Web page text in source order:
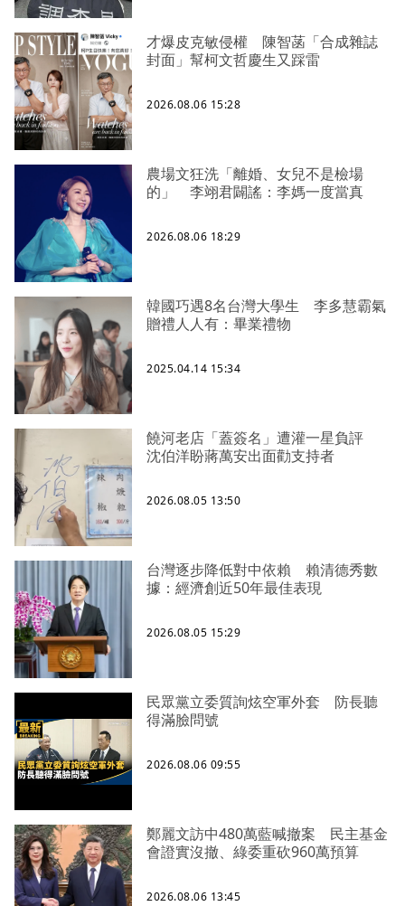
才爆皮克敏侵權 陳智菡「合成雜誌
封面」幫柯文哲慶生又踩雷
2026.08.06 15:28
農場文狂洗「離婚、女兒不是檢場
的」 李翊君闢謠：李媽一度當真
2026.08.06 18:29
韓國巧遇8名台灣大學生 李多慧霸氣
贈禮人人有：畢業禮物
2025.04.14 15:34
饒河老店「蓋簽名」遭灌一星負評
沈伯洋盼蔣萬安出面勸支持者
2026.08.05 13:50
台灣逐步降低對中依賴 賴清德秀數
據：經濟創近50年最佳表現
2026.08.05 15:29
民眾黨立委質詢炫空軍外套 防長聽
得滿臉問號
2026.08.06 09:55
鄭麗文訪中480萬藍喊撤案 民主基金
會證實沒撤、綠委重砍960萬預算
2026.08.06 13:45